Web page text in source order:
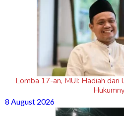
Lomba 17-an, MUI: Hadiah dari
8 August 2026